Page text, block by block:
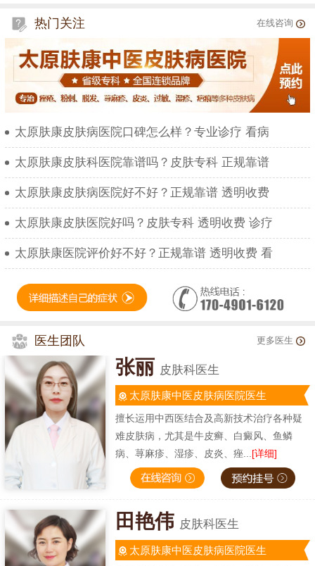
热门关注 在线咨询
太原肤康皮肤病医院口碑怎么样？专业诊疗 看病
太原肤康皮肤科医院靠谱吗？皮肤专科 正规靠谱
太原肤康皮肤病医院好不好？正规靠谱 透明收费
太原肤康皮肤医院好吗？皮肤专科 透明收费 诊疗
太原肤康医院评价好不好？正规靠谱 透明收费 看
医生团队 更多医生
张丽 皮肤科医生
太原肤康中医皮肤病医院医生
擅长运用中西医结合及高新技术治疗各种疑
难皮肤病，尤其是牛皮癣、白癜风、鱼鳞
病、荨麻疹、湿疹、皮炎、痤... [详细]
田艳伟 皮肤科医生
太原肤康中医皮肤病医院医生